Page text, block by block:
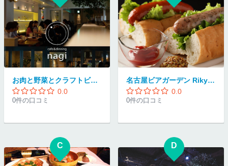
お肉と野菜とクラフトビール nagi 栄店
0.0
0件の口コミ
名古屋ビアガーデン Rikyu×さくら(もんじゃ焼きとBBQ)
0.0
0件の口コミ
C D